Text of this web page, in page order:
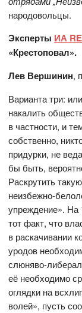
народовольцы.
Эксперты ИА
«Крестоповал».
Лев Вершинин,
Варианта три:
накалить
в частности, и
собственно,
придурки, не
бы быть,
Раскрутить
неизбежно-
упреждение».
тот факт, что
в раскачивании
уродов
слюняво-
её необходимо
оглядки на
волей», пусть